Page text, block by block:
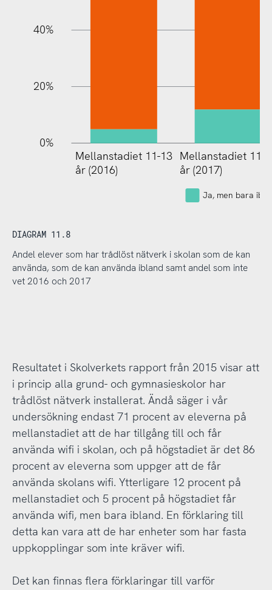
40%
20%
0%
Mellanstadiet 11-13
år (2016)
Mellanstadiet 11-
år (2017)
Ja, men bara
DIAGRAM 11.8
Andel elever som har trådlöst nätverk i skolan som de kan
använda, som de kan använda ibland samt andel som inte
vet 2016 och 2017
Resultatet i Skolverkets rapport från 2015 visar att
i princip alla grund- och gymnasieskolor har
trådlöst nätverk installerat. Ändå säger i vår
undersökning endast 71 procent av eleverna på
mellanstadiet att de har tillgång till och får
använda wifi i skolan, och på högstadiet är det 86
procent av eleverna som uppger att de får
använda skolans wifi. Ytterligare 12 procent på
mellanstadiet och 5 procent på högstadiet får
använda wifi, men bara ibland. En förklaring till
detta kan vara att de har enheter som har fasta
uppkopplingar som inte kräver wifi.
Det kan finnas flera förklaringar till varför